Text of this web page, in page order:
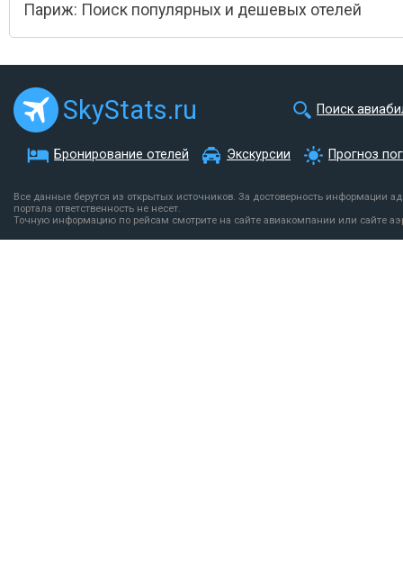
Париж: Поиск популярных и дешевых отелей
SkyStats.ru Поиск
Бронирование отелей Экскурсии Прогноз
Все данные берутся из открытых источников. За достоверность информации
портала ответственность не несет.
Точную информацию по рейсам смотрите на сайте авиакомпании или сайте